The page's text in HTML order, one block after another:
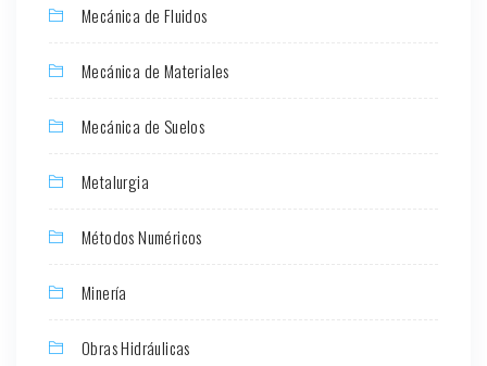
Mecánica de Fluidos
Mecánica de Materiales
Mecánica de Suelos
Metalurgia
Métodos Numéricos
Minería
Obras Hidráulicas